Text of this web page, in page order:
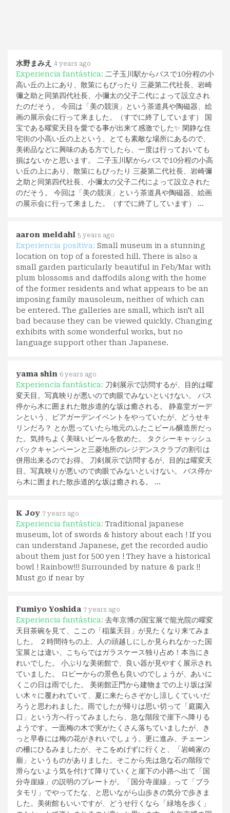
水野まみえ 4 years ago
Experiencia fantástica: 二子玉川駅からバスで10分程の小
高い丘の上にあり、散策にもぴったり 三菱第二代社長、岩崎
彌之助と同第四代社長、小彌太の父子二代によって設立され
たのだそう。 今回は「美の競演」という茶道具や陶磁器、絵
画の展示会に行って来ました。（すでに終了しています） 国
宝である曜変天目を愛でる事が出来て感激でした✨ 閑静な住
宅街の小高い丘の上という、とても素敵な場所にあるので、
美術品などに興味のある方でしたら、一度は行っておいても
損はないかと思います。 二子玉川駅からバスで10分程の小高
い丘の上にあり、散策にもぴったり 三菱第二代社長、岩崎彌
之助と同第四代社長、小彌太の父子二代によって設立された
のだそう。 今回は「美の競演」という茶道具や陶磁器、絵画
の展示会に行って来ました。（すでに終了しています） …
aaron meldahl 5 years ago
Experiencia positiva: Small museum in a stunning
location on top of a forested hill. There is also a
small garden particularly beautiful in Feb/Mar with
plum blossoms and daffodils along with the home
of the former residents and what appears to be an
imposing family mausoleum, neither of which can
be entered. The galleries are small, which isn't all
bad because they can be viewed quickly. Changing
exhibits with some wonderful works, but no
language support other than Japanese.
yama shin 6 years ago
Experiencia fantástica: 刀剣展示で訪問するが、目的は曜
変天目。写真映りが悪いので肉眼でみないといけない。 バス
停から木に囲まれた散歩道的な坂は癒される。 静嘉堂ガーデ
ンという、ビアガーデンイベントをやっていたが、どうせキ
リンだろ？ とか思っていたら地元のふたこビール醸造所だっ
た。気持ちよく美味いビールを飲めた。 タクシーキャッシュ
バックキャンペーンと三菱地所のレジデンスクラブの割引は
併用出来るのでお得。 刀剣展示で訪問するが、目的は曜変天
目。写真映りが悪いので肉眼でみないといけない。 バス停か
ら木に囲まれた散歩道的な坂は癒される。 …
K Joy 7 years ago
Experiencia fantástica: Traditional japanese
museum, lot of swords & history about each ! If you
can understand Japanese, get the recorded audio
about them just for 500 yen ! They have a historical
bowl ! Rainbow!!! Surrounded by nature & park !!
Must go if near by
Fumiyo Yoshida 7 years ago
Experiencia fantástica: 去年京博の国宝展で龍光院の曜変
天目茶碗を見て、ここの「稲葉天目」が見たくなり来てみま
した。 ２時間待ちの上、人の頭越しにしか見られなかった国
宝展とは違い、こちらではガラスケース独り占め！本当にき
れいでした。 小ぶりな美術館で、良い器が見やすく展示され
ていました。 ロビーからの景色も良いのでしょうが、あいに
くこの日は雨でした。 美術館正門から建物までの上り坂は深
い木々に覆われていて、夏に来たらさぞかし涼しくていいだ
ろうと思われました。雨でしたが帰りは思い切って「庭園入
口」という方へ行ってみましたら、急な階段で崖下へ降りる
ようです。一面梅の木で実がたくさん落ちていましたが、き
っと早春には梅の花がきれいでしょう。更に進み、チェーン
の柵にひるみましたが、そこをめげずに行くと、「岩崎家の
廟」というものがありました。そこから先は急な石の階段で
滑らないよう気を付けて降りていくと崖下の小路へ出て「国
分寺崖線」の説明のプレートが。「国分寺崖線」って「ブラ
タモリ」でやってたな、と思いながら山歩きの気分で歩きま
した。美術館もいいですが、どうせ行くなら「緑地を歩く」